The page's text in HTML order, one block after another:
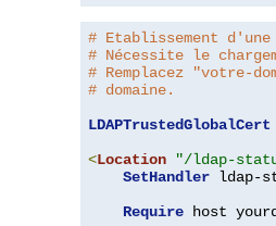
# Etablissement
# Nécessite le
# Remplacez "votre-
# domaine.
LDAPTrustedGlobalCert
<Location "/ldap-
SetHandler ldap-
Require host